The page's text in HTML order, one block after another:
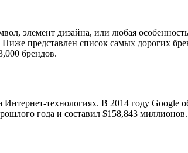
элемент дизайна, или любая
представлен список самых дорогих
брендов.
технологиях. В 2014 году
года и составил $158,843 миллионов.